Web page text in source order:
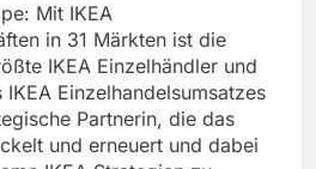
Mit IKEA
in 31 Märkten ist die
IKEA Einzelhändler und
Einzelhandelsumsatzes
Partnerin, die das
und erneuert und dabei